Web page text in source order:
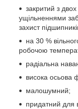
закритий з
ущільненнями
захист
на 30 %
робочою
радіальна
висока осьова
малошумний;
придатний для